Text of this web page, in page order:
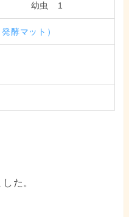
1
酵マット）
た。